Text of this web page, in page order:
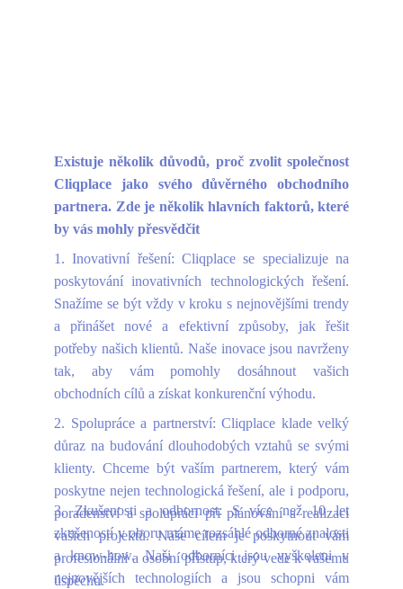
Existuje několik důvodů, proč zvolit společnost
Cliqplace jako svého důvěrného obchodního
partnera. Zde je několik hlavních faktorů, které
by vás mohly přesvědčit
1. Inovativní řešení: Cliqplace se specializuje na
poskytování inovativních technologických řešení.
Snažíme se být vždy v kroku s nejnovějšími trendy
a přinášet nové a efektivní způsoby, jak řešit
potřeby našich klientů. Naše inovace jsou navrženy
tak, aby vám pomohly dosáhnout vašich
obchodních cílů a získat konkurenční výhodu.
2. Spolupráce a partnerství: Cliqplace klade velký
důraz na budování dlouhodobých vztahů se svými
klienty. Chceme být vaším partnerem, který vám
poskytne nejen technologická řešení, ale i podporu,
poradenství a spolupráci při plánování a realizaci
vašich projektů. Naše cílem je poskytnout vám
profesionální a osobní přístup, který vede k vašemu
úspěchu.
3. Zkušenosti a odbornost: S více než 10 let
zkušeností v oboru máme rozsáhlé odborné znalosti
a know-how. Naši odborníci jsou vyškoleni v
nejnovějších technologiích a jsou schopni vám